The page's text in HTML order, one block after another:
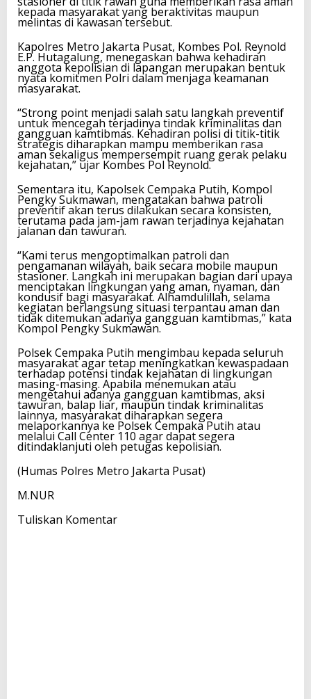
kepada masyarakat yang beraktivitas maupun
melintas di kawasan tersebut.
Kapolres Metro Jakarta Pusat, Kombes Pol. Reynold
E.P. Hutagalung, menegaskan bahwa kehadiran
anggota kepolisian di lapangan merupakan bentuk
nyata komitmen Polri dalam menjaga keamanan
masyarakat.
“Strong point menjadi salah satu langkah preventif
untuk mencegah terjadinya tindak kriminalitas dan
gangguan kamtibmas. Kehadiran polisi di titik-titik
strategis diharapkan mampu memberikan rasa
aman sekaligus mempersempit ruang gerak pelaku
kejahatan,” ujar Kombes Pol Reynold.
Sementara itu, Kapolsek Cempaka Putih, Kompol
Pengky Sukmawan, mengatakan bahwa patroli
preventif akan terus dilakukan secara konsisten,
terutama pada jam-jam rawan terjadinya kejahatan
jalanan dan tawuran.
“Kami terus mengoptimalkan patroli dan
pengamanan wilayah, baik secara mobile maupun
stasioner. Langkah ini merupakan bagian dari upaya
menciptakan lingkungan yang aman, nyaman, dan
kondusif bagi masyarakat. Alhamdulillah, selama
kegiatan berlangsung situasi terpantau aman dan
tidak ditemukan adanya gangguan kamtibmas,” kata
Kompol Pengky Sukmawan.
Polsek Cempaka Putih mengimbau kepada seluruh
masyarakat agar tetap meningkatkan kewaspadaan
terhadap potensi tindak kejahatan di lingkungan
masing-masing. Apabila menemukan atau
mengetahui adanya gangguan kamtibmas, aksi
tawuran, balap liar, maupun tindak kriminalitas
lainnya, masyarakat diharapkan segera
melaporkannya ke Polsek Cempaka Putih atau
melalui Call Center 110 agar dapat segera
ditindaklanjuti oleh petugas kepolisian.
(Humas Polres Metro Jakarta Pusat)
M.NUR
Tuliskan Komentar